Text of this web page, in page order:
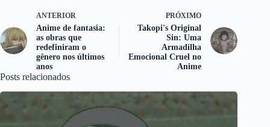
ANTERIOR
Anime de fantasia:
as obras que
redefiniram o
gênero nos últimos
anos
PRÓXIMO
Takopi's Original
Sin: Uma
Armadilha
Emocional Cruel no
Anime
Posts relacionados